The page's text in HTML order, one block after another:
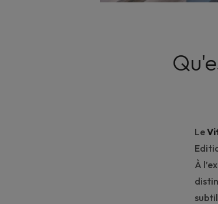
Le
À